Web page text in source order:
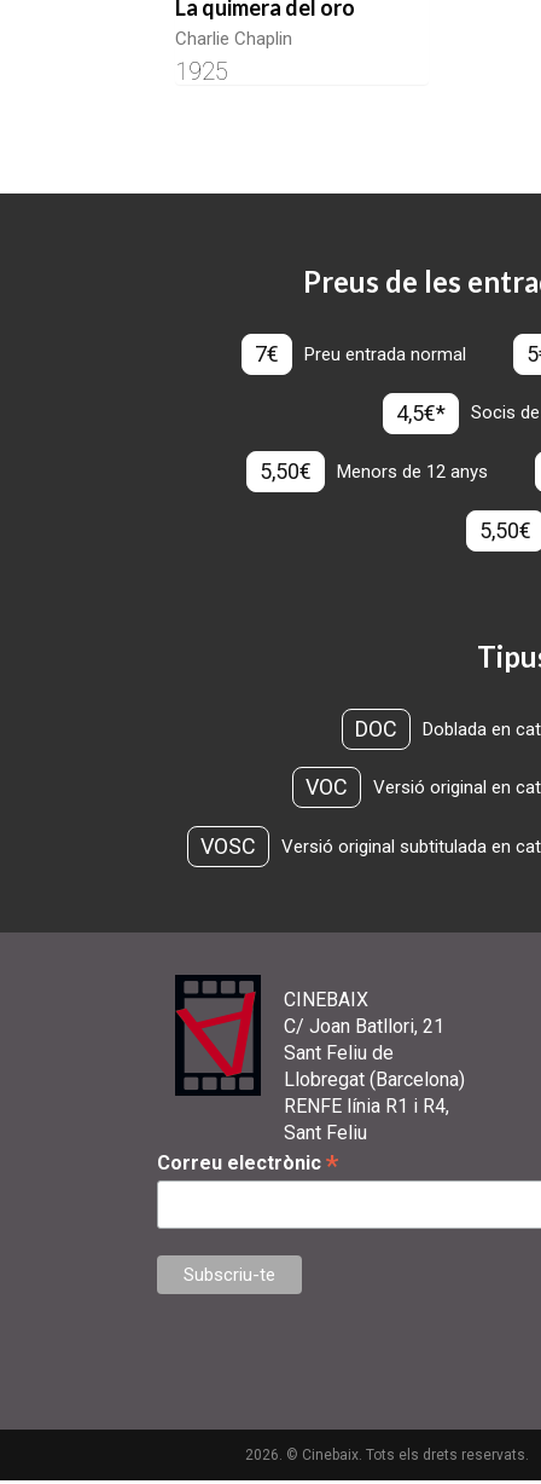
La quimera del oro
Charlie Chaplin
1925
Preus de les
7€ Preu entrada normal
4,5€* Socis
5,50€ Menors de 12 anys
5,50€
DOC Doblada en
VOC Versió original en
VOSC Versió original subtitulada en
CINEBAIX
C/ Joan Batllori, 21
Sant Feliu de
Llobregat (Barcelona)
RENFE línia R1 i R4,
Sant Feliu
Correu electrònic *
2026. © Cinebaix. Tots els drets reservats.